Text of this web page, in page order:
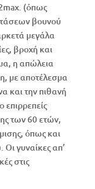
(όπως
βουνού
μεγάλα
βροχή και
η απώλεια
με αποτέλεσμα
και την πιθανή
των 60 ετών,
όπως και
Οι γυναίκες απ’
στις